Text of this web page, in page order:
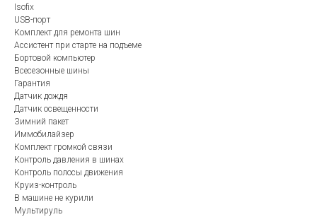
Isofix
USB-порт
Комплект для ремонта шин
Ассистент при старте на подъеме
Бортовой компьютер
Всесезонные шины
Гарантия
Датчик дождя
Датчик освещенности
Зимний пакет
Иммобилайзер
Комплект громкой связи
Контроль давления в шинах
Контроль полосы движения
Круиз-контроль
В машине не курили
Мультируль